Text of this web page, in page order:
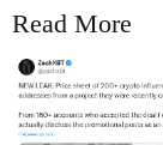
Read More